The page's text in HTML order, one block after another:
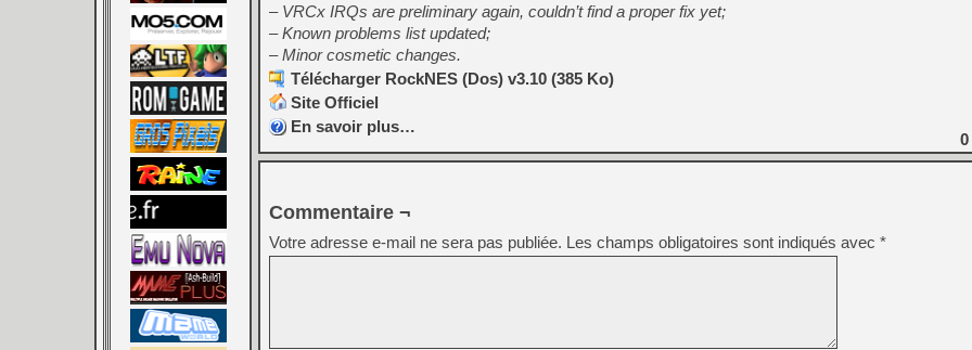
[Mo5] Deux inédits du
[GK] Le beat'em up The
[GK] Endless Legend 2 :
[LS] [PS5] Premiers
– VRCx IRQs are preliminary again, couldn’t find a proper fix yet;
– Known problems list updated;
– Minor cosmetic changes.
Télécharger RockNES (Dos) v3.10 (385 Ko)
Site Officiel
En savoir plus…
0
Commentaire ¬
Votre adresse e-mail ne sera pas publiée. Les champs obligatoires sont indiqués avec *